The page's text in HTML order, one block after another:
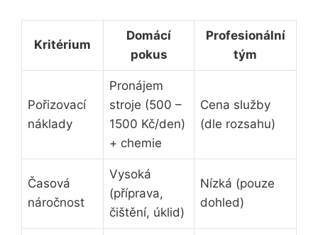
Kritérium
Domácí
pokus
Profesionální
tým
Pořizovací
náklady
Pronájem
stroje (500 –
1500 Kč/den)
+ chemie
Cena služby
(dle rozsahu)
Časová
náročnost
Vysoká
(příprava,
čištění, úklid)
Nízká (pouze
dohled)